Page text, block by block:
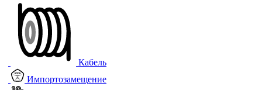
Кабель
Импортозамещение